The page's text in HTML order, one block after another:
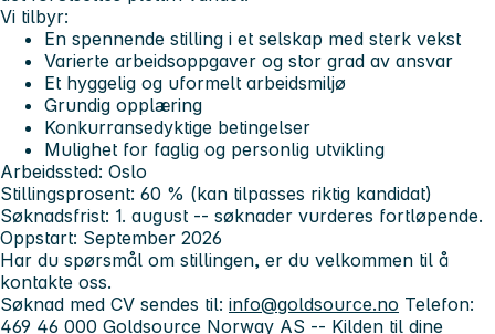
Vi tilbyr:
En spennende stilling i et selskap med sterk vekst
Varierte arbeidsoppgaver og stor grad av ansvar
Et hyggelig og uformelt arbeidsmiljø
Grundig opplæring
Konkurransedyktige betingelser
Mulighet for faglig og personlig utvikling
Arbeidssted: Oslo
Stillingsprosent: 60 % (kan tilpasses riktig kandidat)
Søknadsfrist: 1. august -- søknader vurderes fortløpende.
Oppstart: September 2026
Har du spørsmål om stillingen, er du velkommen til å
kontakte oss.
Søknad med CV sendes til: info@goldsource.no Telefon:
469 46 000 Goldsource Norway AS -- Kilden til dine